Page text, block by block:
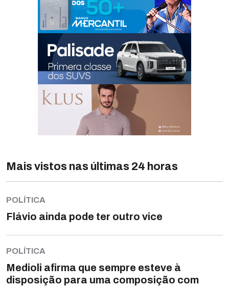
Mais vistos nas últimas 24 horas
POLÍTICA
Flávio ainda pode ter outro vice
POLÍTICA
Medioli afirma que sempre esteve à
disposição para uma composição com